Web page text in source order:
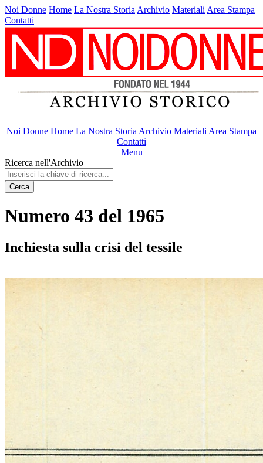
Noi Donne Home La Nostra Storia Archivio Materiali Area Stampa
Contatti
Noi Donne Home La Nostra Storia Archivio Materiali Area Stampa
Contatti
Menu
Ricerca nell'Archivio
Cerca
Numero 43 del 1965
Inchiesta sulla crisi del tessile